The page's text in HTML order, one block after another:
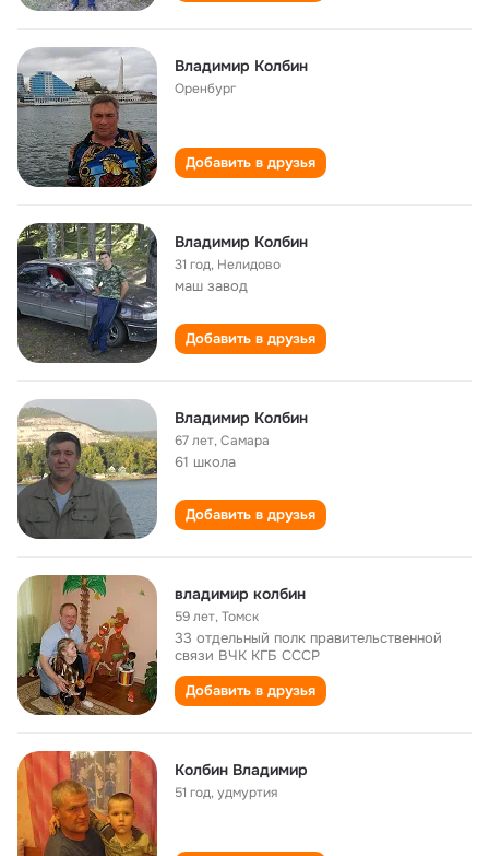
Владимир Колбин
Оренбург
Добавить в друзья
Владимир Колбин
31 год, Нелидово
маш завод
Добавить в друзья
Владимир Колбин
67 лет,Самара
61 школа
Добавить в друзья
владимир колбин
59 лет,Томск
33 отдельный полк правительственной
связи ВЧК КГБ СССР
Добавить в друзья
Колбин Владимир
51 год,удмуртия